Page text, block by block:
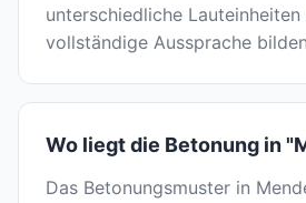
unterschiedliche
vollständige Aussprache
Wo liegt die Betonung in
Das Betonungsmuster in